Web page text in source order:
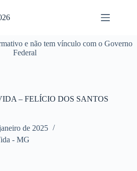
e não tem vínculo com o Governo
Federal
– FELÍCIO DOS SANTOS
de 2025
- MG